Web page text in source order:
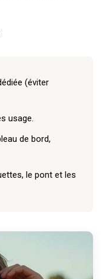
(éviter
usage.
de bord,
le pont et les